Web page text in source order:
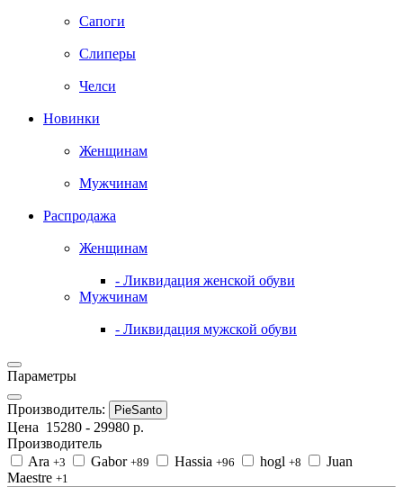
Сапоги
Слиперы
Челси
Новинки
Женщинам
Мужчинам
Распродажа
Женщинам
- Ликвидация женской обуви
Мужчинам
- Ликвидация мужской обуви
Параметры
Производитель: PieSanto
Цена 15280 - 29980 р.
Производитель
Ara +3 Gabor +89 Hassia +96 hogl +8
Juan
Maestre +1